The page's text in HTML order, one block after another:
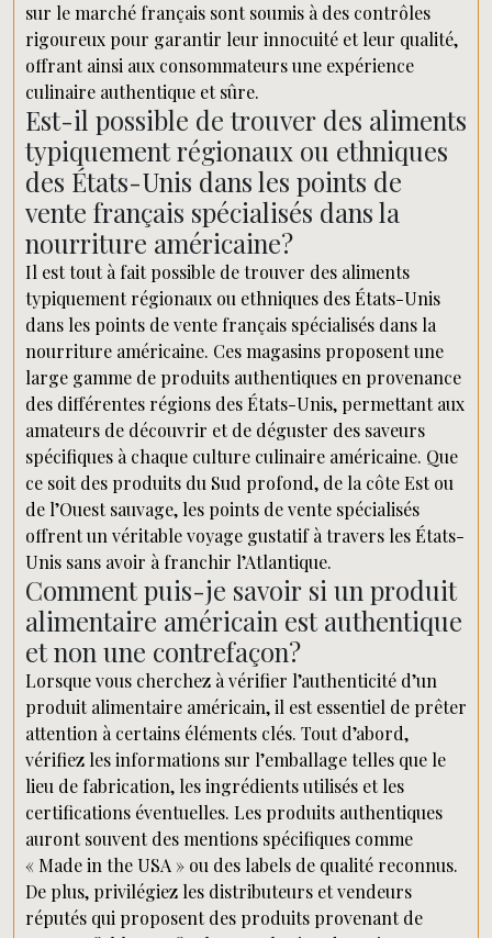
sur le marché français sont soumis à des contrôles
rigoureux pour garantir leur innocuité et leur qualité,
offrant ainsi aux consommateurs une expérience
culinaire authentique et sûre.
Est-il possible de trouver des aliments
typiquement régionaux ou ethniques
des États-Unis dans les points de
vente français spécialisés dans la
nourriture américaine?
Il est tout à fait possible de trouver des aliments
typiquement régionaux ou ethniques des États-Unis
dans les points de vente français spécialisés dans la
nourriture américaine. Ces magasins proposent une
large gamme de produits authentiques en provenance
des différentes régions des États-Unis, permettant aux
amateurs de découvrir et de déguster des saveurs
spécifiques à chaque culture culinaire américaine. Que
ce soit des produits du Sud profond, de la côte Est ou
de l’Ouest sauvage, les points de vente spécialisés
offrent un véritable voyage gustatif à travers les États-
Unis sans avoir à franchir l’Atlantique.
Comment puis-je savoir si un produit
alimentaire américain est authentique
et non une contrefaçon?
Lorsque vous cherchez à vérifier l’authenticité d’un
produit alimentaire américain, il est essentiel de prêter
attention à certains éléments clés. Tout d’abord,
vérifiez les informations sur l’emballage telles que le
lieu de fabrication, les ingrédients utilisés et les
certifications éventuelles. Les produits authentiques
auront souvent des mentions spécifiques comme
« Made in the USA » ou des labels de qualité reconnus.
De plus, privilégiez les distributeurs et vendeurs
réputés qui proposent des produits provenant de